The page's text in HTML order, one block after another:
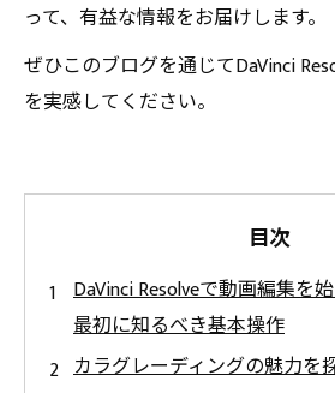
って、有益な情報をお届けします。
ぜひこのブログを通じてDaVinci
を実感してください。
目次
DaVinci Resolveで動画編集を
最初に知るべき基本操作
カラグレーディングの魅力を